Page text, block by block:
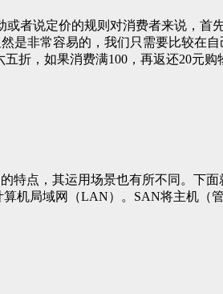
或者说定价的规则对消费者来说，
是非常容易的，我们只需要比较在
折，如果消费满100，再返还20元
的特点，其运用场景也有所不同。
机局域网（LAN）。SAN将主机（